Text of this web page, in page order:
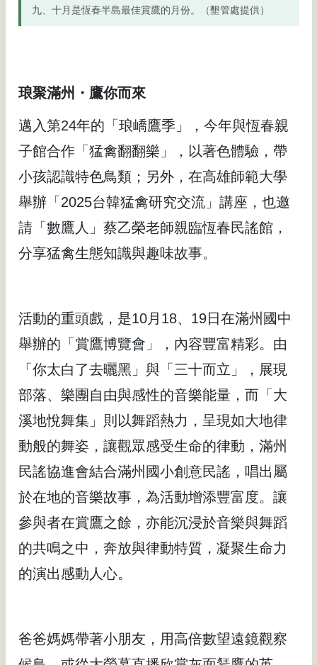
九、十月是恆春半島最佳賞鷹的月份。（墾管處提供）
琅聚滿州・鷹你而來
邁入第24年的「琅嶠鷹季」，今年與恆春親
子館合作「猛禽翻翻樂」，以著色體驗，帶
小孩認識特色鳥類；另外，在高雄師範大學
舉辦「2025台韓猛禽研究交流」講座，也邀
請「數鷹人」蔡乙榮老師親臨恆春民謠館，
分享猛禽生態知識與趣味故事。
活動的重頭戲，是10月18、19日在滿州國中
舉辦的「賞鷹博覽會」，內容豐富精彩。由
「你太白了去曬黑」與「三十而立」，展現
部落、樂團自由與感性的音樂能量，而「大
溪地悅舞集」則以舞蹈熱力，呈現如大地律
動般的舞姿，讓觀眾感受生命的律動，滿州
民謠協進會結合滿州國小創意民謠，唱出屬
於在地的音樂故事，為活動增添豐富度。讓
參與者在賞鷹之餘，亦能沉浸於音樂與舞蹈
的共鳴之中，奔放與律動特質，凝聚生命力
的演出感動人心。
爸爸媽媽帶著小朋友，用高倍數望遠鏡觀察